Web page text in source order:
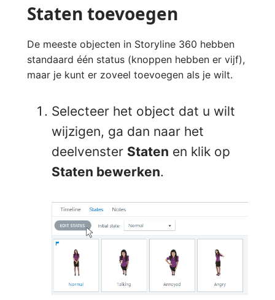
Staten toevoegen
De meeste objecten in Storyline 360 hebben
standaard één status (knoppen hebben er vijf),
maar je kunt er zoveel toevoegen als je wilt.
Selecteer het object dat u wilt
wijzigen, ga dan naar het
deelvenster Staten en klik op
Staten bewerken.